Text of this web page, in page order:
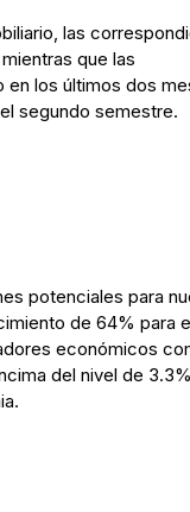
las
que las
en los últimos dos
segundo semestre.
potenciales para
de 64% para
económicos
del nivel de 3.3%